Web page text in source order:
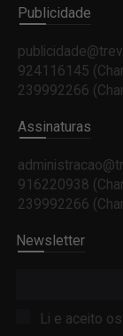
Publicidade
924116145
239992266
Assinaturas
916220938
239992266
Newsletter
Li e aceito